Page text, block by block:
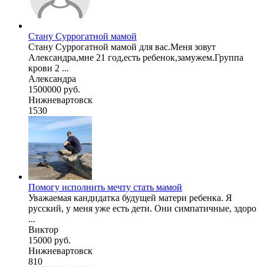
Стану Суррогатной мамой
Стану Суррогатной мамой для вас.Меня зовут
Александра,мне 21 год,есть ребенок,замужем.Группа
крови 2 ...
Александра
1500000 руб.
Нижневартовск
1530
Помогу исполнить мечту стать мамой
Уважаемая кандидатка будущей матери ребенка. Я
русский, у меня уже есть дети. Они симпатичные, здоро
...
Виктор
15000 руб.
Нижневартовск
810